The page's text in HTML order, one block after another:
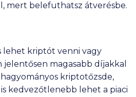
mert belefuthatsz átverésbe.
lehet kriptót venni vagy
magasabb díjakkal
kriptotőzsde,
kedvezőtlenebb lehet a piaci